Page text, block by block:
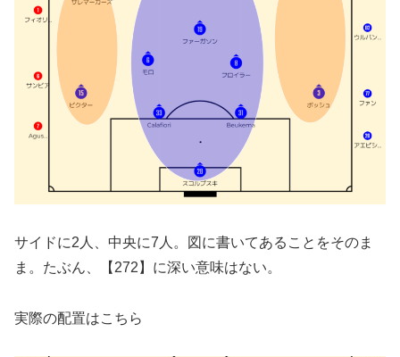
サイドに2人、中央に7人。図に書いてあることをそのま
ま。たぶん、【272】に深い意味はない。
実際の配置はこちら